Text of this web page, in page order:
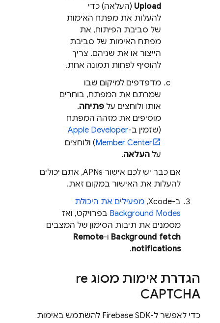
Upload (העלאה) כדי
להעלות את מפתח האימות
של סביבת הפיתוח, את
מפתח האימות של סביבת
הייצור או את שניהם. צריך
להוסיף לפחות תמונה אחת.
מדפדפים למיקום שבו
שמרתם את המפתח, בוחרים
אותו ולוחצים על פתיחה.
מוסיפים את מזהה המפתח
(שזמין ב-Apple Developer
Member Center) ולוחצים
על העלאה.
אם כבר יש לכם אישור APNs, אתם יכולים
להעלות את האישור במקום זאת.
ב-Xcode,
מפעילים את היכולת
Background Modes בפרויקט, ואז
מסמנים את תיבות הסימון של המצבים
Background fetch ו-Remote
notifications
.
הגדרת אימות מסוג re
CAPTCHA
כדי לאפשר ל-Firebase SDK להשתמש באימות